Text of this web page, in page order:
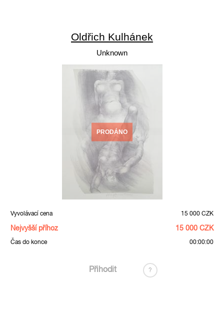
Oldřich Kulhánek
Unknown
PRODÁNO
Vyvolávací cena 15 000 CZK
Nejvyšší příhoz 15 000 CZK
Čas do konce 00:00:00
Přihodit ?